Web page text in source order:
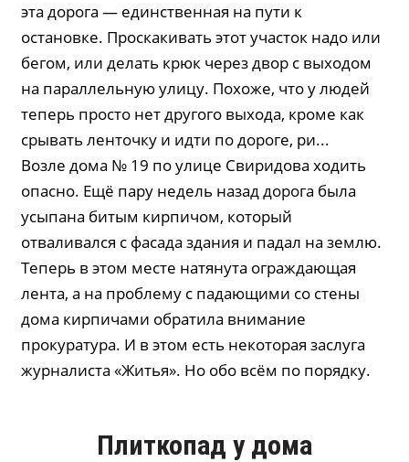
эта дорога — единственная на пути к
остановке. Проскакивать этот участок надо или
бегом, или делать крюк через двор с выходом
на параллельную улицу. Похоже, что у людей
теперь просто нет другого выхода, кроме как
срывать ленточку и идти по дороге, ри...
Возле дома № 19 по улице Свиридова ходить
опасно. Ещё пару недель назад дорога была
усыпана битым кирпичом, который
отваливался с фасада здания и падал на землю.
Теперь в этом месте натянута ограждающая
лента, а на проблему с падающими со стены
дома кирпичами обратила внимание
прокуратура. И в этом есть некоторая заслуга
журналиста «Житья». Но обо всём по порядку.
Плиткопад у дома